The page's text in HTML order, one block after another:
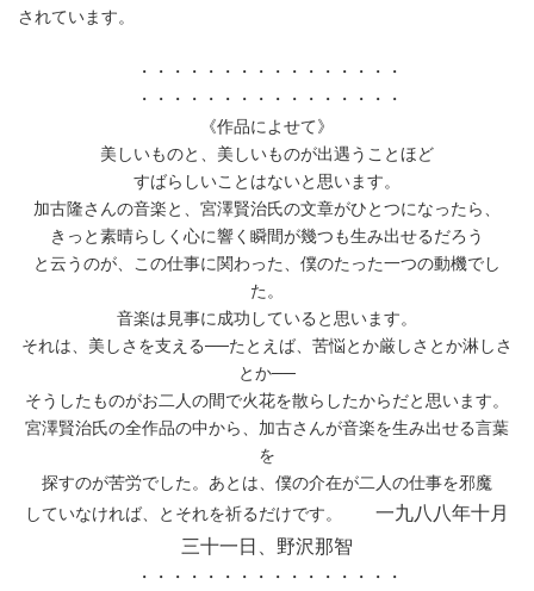
されています。
・・・・・・・・・・・・・・・・
・・・・・・・・・・・・・・・・
《作品によせて》
美しいものと、美しいものが出遇うことほど
すばらしいことはないと思います。
加古隆さんの音楽と、宮澤賢治氏の文章がひとつになったら、
きっと素晴らしく心に響く瞬間が幾つも生み出せるだろう
と云うのが、この仕事に関わった、僕のたった一つの動機でし
た。
音楽は見事に成功していると思います。
それは、美しさを支える──たとえば、苦悩とか厳しさとか淋しさ
とか──
そうしたものがお二人の間で火花を散らしたからだと思います。
宮澤賢治氏の全作品の中から、加古さんが音楽を生み出せる言葉
を
探すのが苦労でした。あとは、僕の介在が二人の仕事を邪魔
していなければ、とそれを祈るだけです。 一九八八年十月
三十一日、野沢那智
・・・・・・・・・・・・・・・・